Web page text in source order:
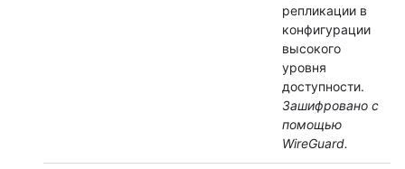
репликации в
конфигурации
высокого
уровня
доступности.
Зашифровано с
помощью
WireGuard.